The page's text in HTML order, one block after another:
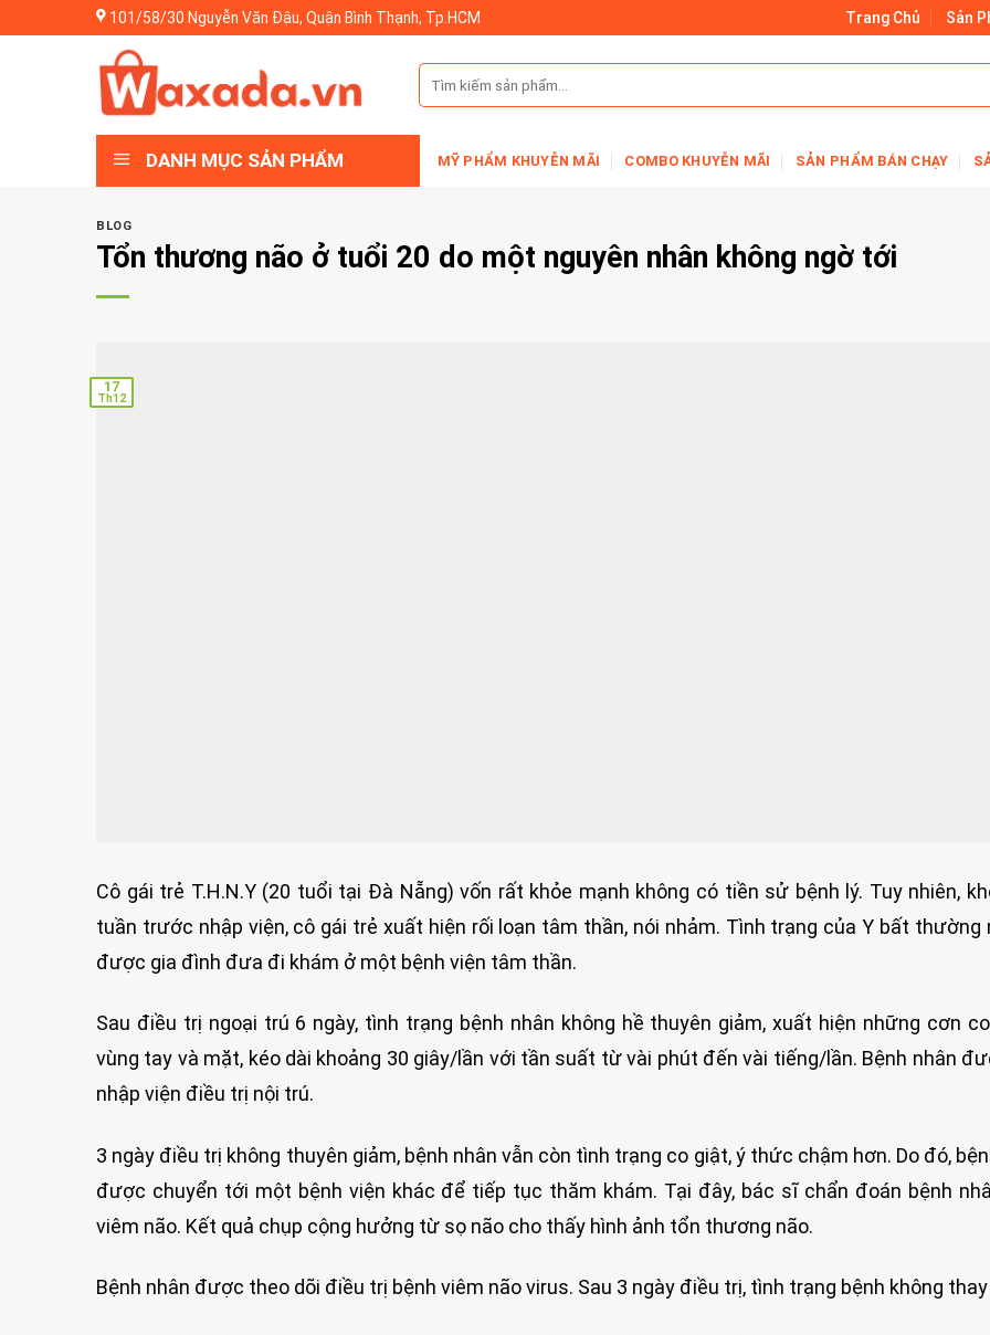
to
101/58/30 Nguyễn Văn Đậu, Quận Bình Thạnh, Tp.HCM Trang Chủ Sản
Tìm
kiếm:
DANH MỤC SẢN PHẨM MỸ PHẨM KHUYỄN MÃI COMBO KHUYỄN MÃI SẢN PHẨM BÁN CHẠY
BLOG
Tổn thương não ở tuổi 20 do một nguyên nhân không ngờ tới
17
Th12
Cô gái trẻ T.H.N.Y (20 tuổi tại Đà Nẵng) vốn rất khỏe mạnh không có tiền sử bệnh lý. Tuy nhiên,
tuần trước nhập viện, cô gái trẻ xuất hiện rối loạn tâm thần, nói nhảm. Tình trạng của Y bất thường
được gia đình đưa đi khám ở một bệnh viện tâm thần.
Sau điều trị ngoại trú 6 ngày, tình trạng bệnh nhân không hề thuyên giảm, xuất hiện những cơn
vùng tay và mặt, kéo dài khoảng 30 giây/lần với tần suất từ vài phút đến vài tiếng/lần. Bệnh nhân
nhập viện điều trị nội trú.
3 ngày điều trị không thuyên giảm, bệnh nhân vẫn còn tình trạng co giật, ý thức chậm hơn. Do đó,
được chuyển tới một bệnh viện khác để tiếp tục thăm khám. Tại đây, bác sĩ chẩn đoán bệnh
viêm não. Kết quả chụp cộng hưởng từ sọ não cho thấy hình ảnh tổn thương não.
Bệnh nhân được theo dõi điều trị bệnh viêm não virus. Sau 3 ngày điều trị, tình trạng bệnh không